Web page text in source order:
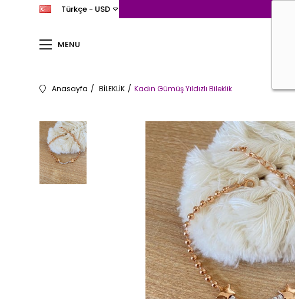
MENU
Türkçe - USD
Anasayfa BİLEKLİK Kadın Gümüş Yıldızlı Bileklik